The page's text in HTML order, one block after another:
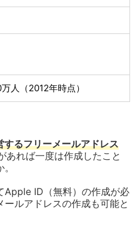
人（2012年時点）
るフリーメールアドレス
あれば一度は作成したこと
Apple ID（無料）の作成が必
ルアドレスの作成も可能と